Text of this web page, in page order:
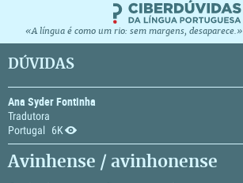
«A língua é como um rio: sem margens, desaparece.»
DÚVIDAS
Ana Syder Fontinha
Tradutora
Portugal
6K
Avinhense / avinhonense